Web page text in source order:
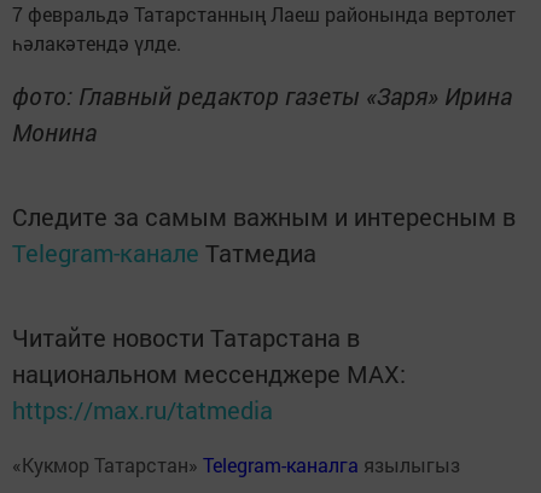
7 февральдә Татарстанның Лаеш районында вертолет
һәлакәтендә үлде.
фото: Главный редактор газеты «Заря» Ирина
Монина
Следите за самым важным и интересным в
Telegram-канале Татмедиа
Читайте новости Татарстана в
национальном мессенджере MАХ:
https://max.ru/tatmedia
«Кукмор Татарстан» Telegram-каналга язылыгыз